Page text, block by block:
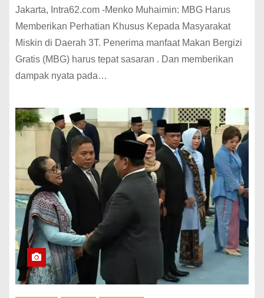
Jakarta, Intra62.com -Menko Muhaimin: MBG Harus
Memberikan Perhatian Khusus Kepada Masyarakat
Miskin di Daerah 3T. Penerima manfaat Makan Bergizi
Gratis (MBG) harus tepat sasaran . Dan memberikan
dampak nyata pada…